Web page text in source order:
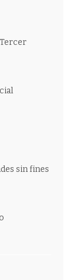
sin fines